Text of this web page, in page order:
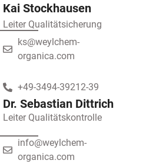
Kai Stockhausen
Leiter Qualitätsicherung
ks@weylchem-
organica.com
+49-3494-39212-39
Dr. Sebastian Dittrich
Leiter Qualitätskontrolle
info@weylchem-
organica.com